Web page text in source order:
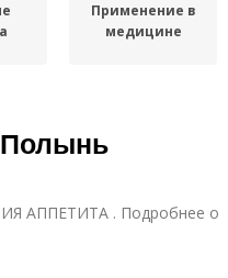
Применение в
медицине
АППЕТИТА . Подробнее о